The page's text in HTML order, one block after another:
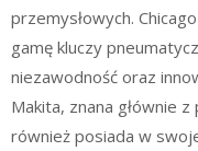
przemysłowych.
gamę kluczy
niezawodność oraz
Makita, znana głównie
również posiada w